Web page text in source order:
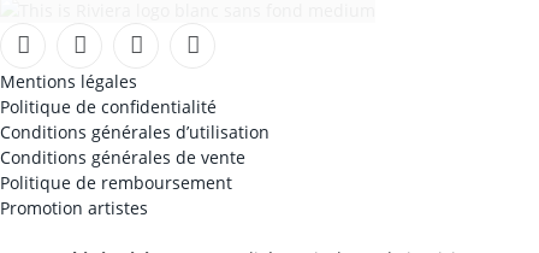
FacebookInstagramTikTok
YouTube
Mentions légales
Politique de confidentialité
Conditions générales d’utilisation
Conditions générales de vente
Politique de remboursement
Promotion artistes